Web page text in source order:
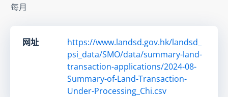
每月
网址
https://www.landsd.gov.hk/landsd_
psi_data/SMO/data/summary-land-
transaction-applications/2024-08-
Summary-of-Land-Transaction-
Under-Processing_Chi.csv